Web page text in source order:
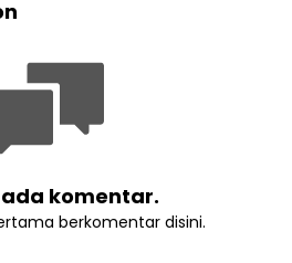
komentar.
berkomentar disini.